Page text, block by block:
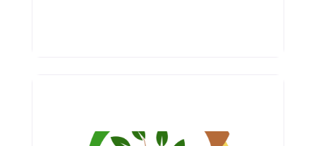
par des